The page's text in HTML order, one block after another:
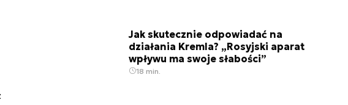
Jak skutecznie odpowiadać na
działania Kremla? „Rosyjski aparat
wpływu ma swoje słabości”
18 min.